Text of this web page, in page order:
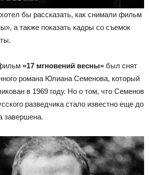
бы рассказать, как снимали фильм
а также показать кадры со съемок
«17 мгновений весны» был снят
романа Юлиана Семенова, который
в 1969 году. Но о том, что Семенов
разведчика стало известно еще до
завершена.